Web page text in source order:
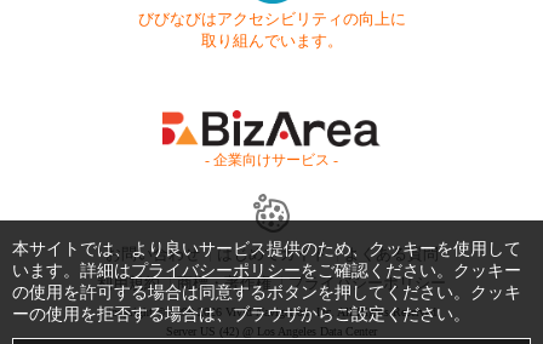
びびなびはアクセシビリティの向上に
取り組んでいます。
- 企業向けサービス -
お問い合わせ はじめてガイド
よくある質問
利用規約
商標・著作権 プライバシーポリシー
Copyright © 1999-2026 Vivid Navigation, Inc. All Rights Reserved.
Server US (42) @ Los Angeles Data Center
本サイトでは、より良いサービス提供のため、クッキーを使用して
います。詳細はプライバシーポリシーをご確認ください。クッキー
の使用を許可する場合は同意するボタンを押してください。クッキ
ーの使用を拒否する場合は、ブラウザからご設定ください。